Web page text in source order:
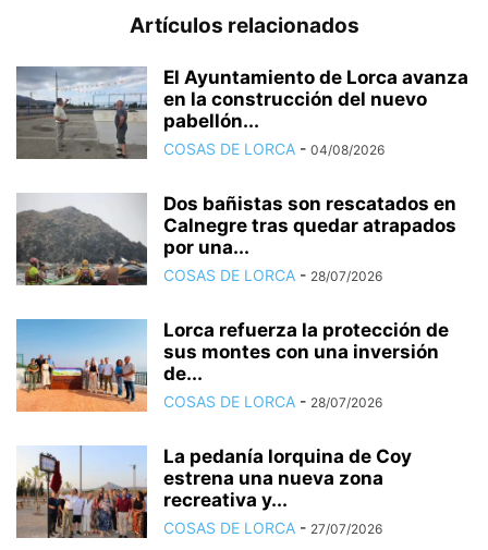
Artículos relacionados
El Ayuntamiento de Lorca avanza
en la construcción del nuevo
pabellón...
COSAS DE LORCA - 04/08/2026
Dos bañistas son rescatados en
Calnegre tras quedar atrapados
por una...
COSAS DE LORCA - 28/07/2026
Lorca refuerza la protección de
sus montes con una inversión
de...
COSAS DE LORCA - 28/07/2026
La pedanía lorquina de Coy
estrena una nueva zona
recreativa y...
COSAS DE LORCA - 27/07/2026